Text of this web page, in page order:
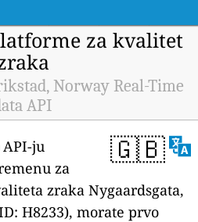
za kvalitet
Norway Real-Time
API
🇬🇧
ju
za
zraka Nygaardsgata,
H8233), morate prvo